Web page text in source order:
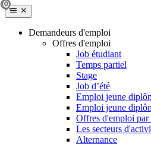
Demandeurs d'emploi
Offres d'emploi
Job étudiant
Temps partiel
Stage
Job d’été
Emploi jeune
Emploi jeune
Offres d'emploi par
Les secteurs
Alternance